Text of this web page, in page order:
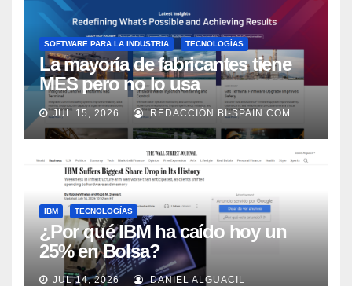
SOFTWARE PARA LA INDUSTRIA TECNOLOGÍAS
La mayoría de fabricantes tiene
MES pero no lo usa
adecuadamente, según Rockwell
Automation
JUL 15, 2026 REDACCIÓN BI-SPAIN.COM
IBM TECNOLOGÍAS
¿Por qué IBM ha caído hoy un
25% en Bolsa?
JUL 14, 2026 DANIEL ALGUACIL